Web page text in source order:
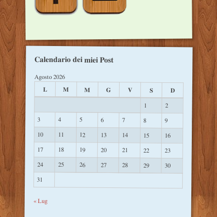
Calendario dei miei Post
Agosto 2026
L M M G V S D
1
2
3
4 5 6 7 8 9
10 11 12 13 14 15
16
17
18 19 20 21 22
23
24
25 26 27 28 29
30
31
« Lug